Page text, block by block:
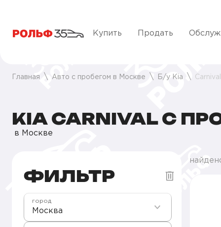
Купить Продать
Главная Авто с пробегом в Москве Б/у Kia Carnival
KIA CARNIVAL С
в Москве
ФИЛЬТР
Москва
город